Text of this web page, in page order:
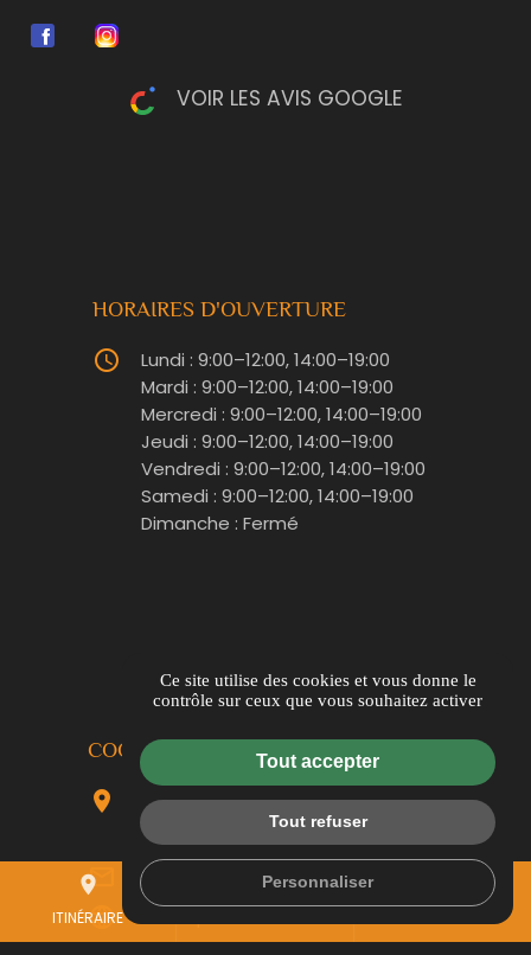
place
ITINÉRAIRE
mail
VOIR LES AVIS GOOGLE
HORAIRES D'OUVERTURE
query_builder
Lundi : 9:00–12:00, 14:00–19:00
Mardi : 9:00–12:00, 14:00–19:00
Mercredi : 9:00–12:00, 14:00–19:00
Jeudi : 9:00–12:00, 14:00–19:00
Vendredi : 9:00–12:00, 14:00–19:00
Samedi : 9:00–12:00, 14:00–19:00
Dimanche : Fermé
COORDONNÉES
location_on
All. des Prés Verts,,
84120 Pertuis
mail_outline contact@leplaisirdelaflamme.com
language
Ce site utilise des cookies et vous donne le
contrôle sur ceux que vous souhaitez activer
Tout accepter
Tout refuser
Personnaliser